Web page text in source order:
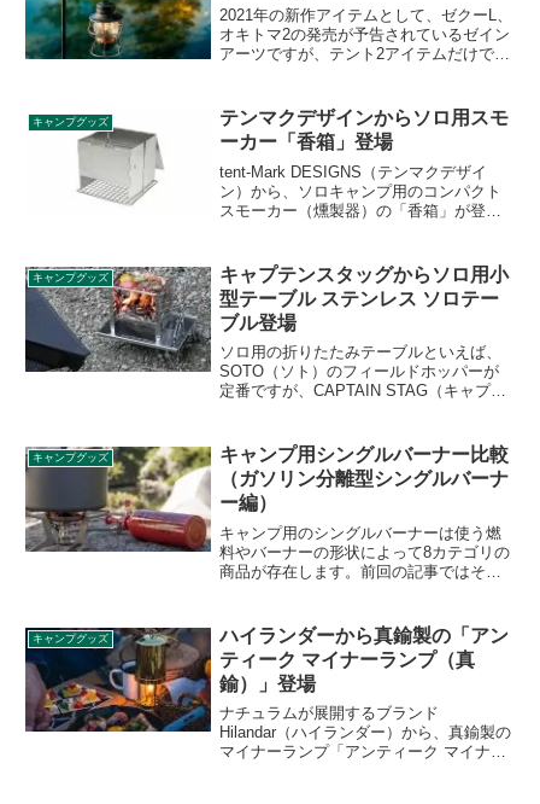
2021年の新作アイテムとして、ゼクーL、
オキトマ2の発売が予告されているゼイン
アーツですが、テント2アイテムだけでな
ンマー、コズハンガー、オズハンガー、
ステンレスシェラカップの詳細をレビュ
ーします。
キャンプグッズ
テンマクデザインからソロ用スモ
ーカー「香箱」登場
tent-Mark DESIGNS（テンマクデザイ
ン）から、ソロキャンプ用のコンパクト
スモーカー（燻製器）の「香箱」が登場
ます。詳細をレビューします。
キャンプグッズ
キャプテンスタッグからソロ用小
型テーブル ステンレス ソロテー
ブル登場
ソロ用の折りたたみテーブルといえば、
SOTO（ソト）のフィールドホッパーが
定番ですが、CAPTAIN STAG（キャプテ
場しました。詳細をレビューします。
キャンプグッズ
キャンプ用シングルバーナー比較
（ガソリン分離型シングルバーナ
ー編）
キャンプ用のシングルバーナーは使う燃
料やバーナーの形状によって8カテゴリの
商品が存在します。前回の記事ではその
う分離型シングルバーナーのオススメ商
品を紹介したいと思います。
キャンプグッズ
ハイランダーから真鍮製の「アン
ティーク マイナーランプ（真
鍮）」登場
ナチュラムが展開するブランド
Hilandar（ハイランダー）から、真鍮製の
マイナーランプ「アンティーク マイナー